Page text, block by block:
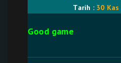
Tarih : 30
Good game